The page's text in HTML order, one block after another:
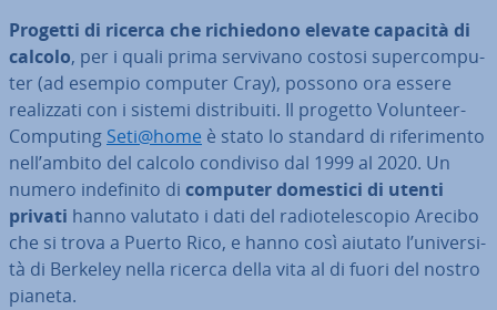
Progetti di ricerca che ri­chie­do­no elevate capacità di
calcolo, per i quali prima servivano costosi su­per­com­pu­
ter (ad esempio computer Cray), possono ora essere
rea­liz­za­ti con i sistemi di­stri­bui­ti. Il progetto Volunteer-
Computing Seti@home è stato lo standard di ri­fe­ri­men­to
nell’ambito del calcolo condiviso dal 1999 al 2020. Un
numero in­de­fi­ni­to di computer domestici di utenti
privati hanno valutato i dati del ra­dio­te­le­sco­pio Arecibo
che si trova a Puerto Rico, e hanno così aiutato l’uni­ver­si­
tà di Berkeley nella ricerca della vita al di fuori del nostro
pianeta.